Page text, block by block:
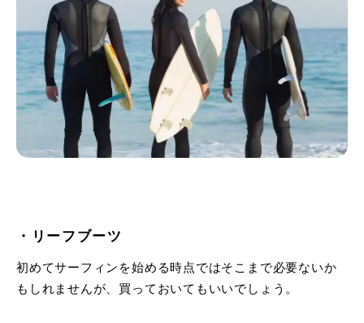
・リーフブーツ
初めてサーフィンを始める時点ではそこまで必要ないか
もしれませんが、買っておいてもいいでしょう。